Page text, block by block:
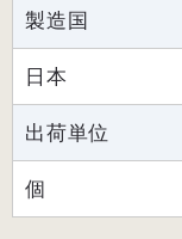
製造国
日本
出荷単位
個